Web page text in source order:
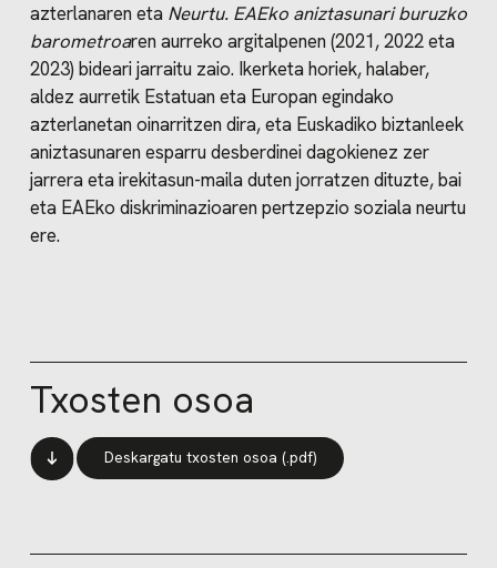
azterlanaren eta Neurtu. EAEko aniztasunari buruzko
barometroaren aurreko argitalpenen (2021, 2022 eta
2023) bideari jarraitu zaio. Ikerketa horiek, halaber,
aldez aurretik Estatuan eta Europan egindako
azterlanetan oinarritzen dira, eta Euskadiko biztanleek
aniztasunaren esparru desberdinei dagokienez zer
jarrera eta irekitasun-maila duten jorratzen dituzte, bai
eta EAEko diskriminazioaren pertzepzio soziala neurtu
ere.
Txosten osoa
Deskargatu txosten osoa (.pdf)